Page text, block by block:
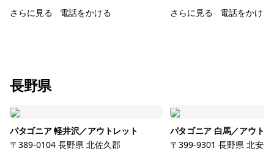
さらに見る
電話をかける
さらに見る
電話をかける
長野県
パタゴニア 軽井沢／アウトレット
〒389-0104 長野県 北佐久郡
パタゴニア 白馬／アウト
〒399-9301 長野県 北安曇